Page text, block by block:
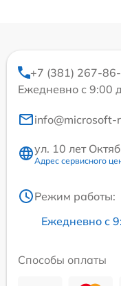
+7 (381) 267-
Ежедневно с 9:00
ул. 10 лет
Адрес сервисного
Режим работы:
Ежедневно с
Способы оплаты